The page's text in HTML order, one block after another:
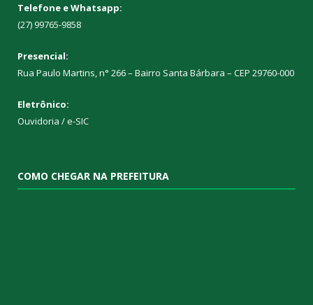
Telefone e Whatsapp:
(27) 99765-9858
Presencial:
Rua Paulo Martins, n° 266 – Bairro Santa Bárbara – CEP 29760-000
Eletrônico:
Ouvidoria /e-SIC
COMO CHEGAR NA PREFEITURA